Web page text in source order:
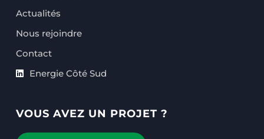
Actualités
Nous rejoindre
Contact
Energie Côté Sud
VOUS AVEZ UN PROJET ?